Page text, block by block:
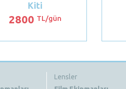
Kiti
2800 TL/gün
Lensler